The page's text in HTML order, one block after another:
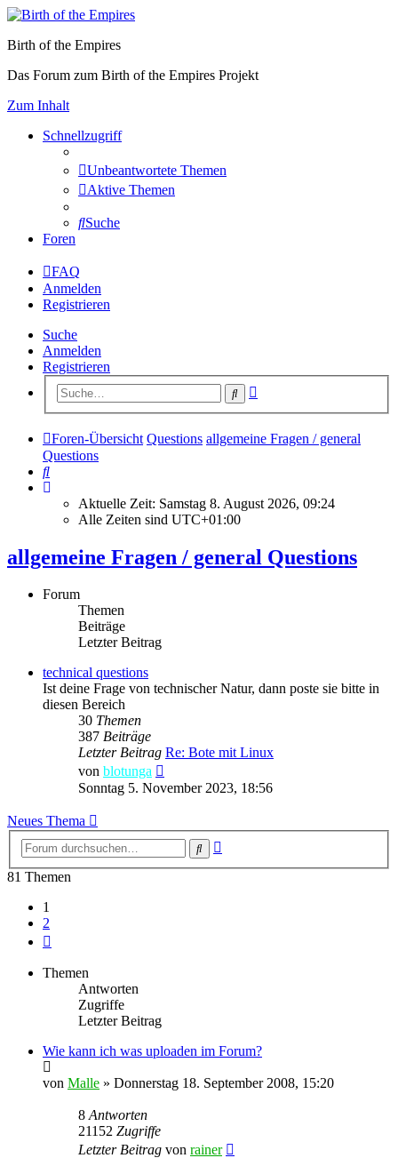
Birth of the Empires
Das Forum zum Birth of the Empires Projekt
Zum Inhalt
Schnellzugriff
Unbeantwortete Themen
Aktive Themen
Suche
Foren
FAQ
Anmelden
Registrieren
Suche
Anmelden
Registrieren
Suche
Foren-Übersicht Questions allgemeine Fragen / general
Questions
Suche
Aktuelle Zeit: Samstag 8. August 2026, 09:24
Alle Zeiten sind UTC+01:00
allgemeine Fragen / general Questions
Forum
Themen
Beiträge
Letzter Beitrag
technical questions
Ist deine Frage von technischer Natur, dann poste sie bitte in
diesen Bereich
30 Themen
387 Beiträge
Letzter Beitrag Re: Bote mit Linux
von blotunga
Beitrag
Sonntag 5. November 2023, 18:56
Neues Thema
Suche
81 Themen
1
2
Themen
Antworten
Zugriffe
Letzter Beitrag
Wie kann ich was uploaden im Forum?
von Malle » Donnerstag 18. September 2008, 15:20
8 Antworten
21152 Zugriffe
Letzter Beitrag von rainer